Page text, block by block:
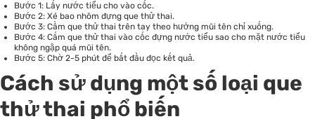
Bước 1: Lấy nước tiểu cho vào cốc.
Bước 2: Xé bao nhôm đựng que thử thai.
Bước 3: Cầm que thử thai trên tay theo hướng mũi tên chỉ xuống.
Bước 4: Cắm que thử thai vào cốc đựng nước tiểu sao cho mặt nước tiểu
không ngập quá mũi tên.
Bước 5: Chờ 2-5 phút để bắt đầu đọc kết quả.
Cách sử dụng một số loại que
thử thai phổ biến